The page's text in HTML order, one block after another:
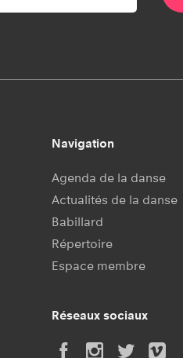
Navigation
Agenda de la danse
Actualités de la danse
Babillard
Répertoire
Espace membre
Réseaux sociaux